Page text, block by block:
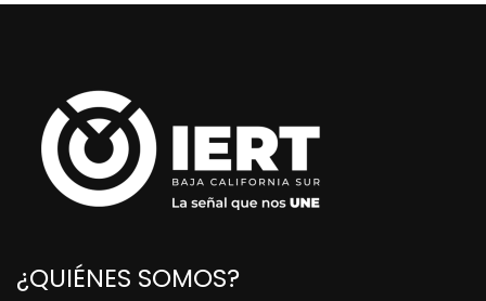
¿QUIÉNES SOMOS?